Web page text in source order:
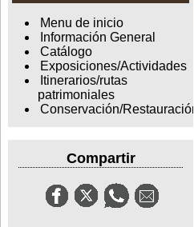
Menu de inicio
Información General
Catálogo
Exposiciones/Actividades
Itinerarios/rutas
patrimoniales
Conservación/Restauración
Compartir